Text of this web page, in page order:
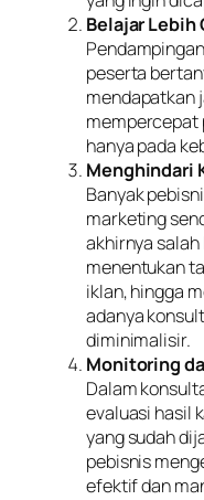
Belajar Lebih
peserta
mendapatkan
mempercepat
hanya pada
Menghindari
Banyak
marketing
akhirnya
menentukan
iklan, hingga
adanya
diminimalisir.
Monitoring
Dalam
evaluasi hasil
yang sudah
pebisnis
efektif dan